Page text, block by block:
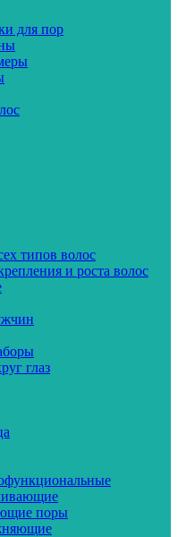
для пор
типов волос
и роста волос
глаз
поры